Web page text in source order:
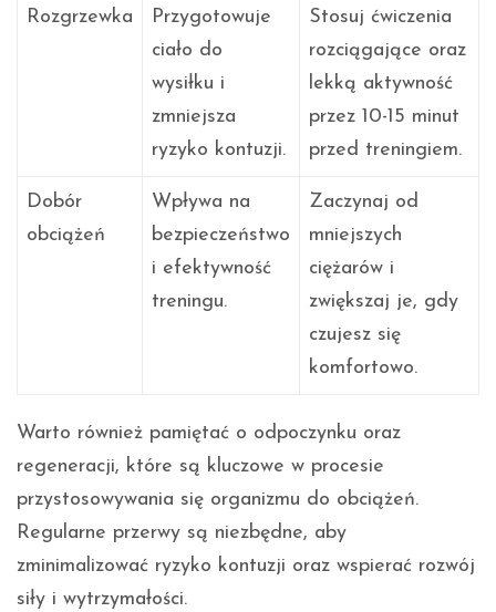
Rozgrzewka
Przygotowuje
ciało do
wysiłku i
zmniejsza
ryzyko kontuzji.
Stosuj ćwiczenia
rozciągające oraz
lekką aktywność
przez 10-15 minut
przed treningiem.
Dobór
obciążeń
Wpływa na
bezpieczeństwo
i efektywność
treningu.
Zaczynaj od
mniejszych
ciężarów i
zwiększaj je, gdy
czujesz się
komfortowo.
Warto również pamiętać o odpoczynku oraz
regeneracji, które są kluczowe w procesie
przystosowywania się organizmu do obciążeń.
Regularne przerwy są niezbędne, aby
zminimalizować ryzyko kontuzji oraz wspierać rozwój
siły i wytrzymałości.